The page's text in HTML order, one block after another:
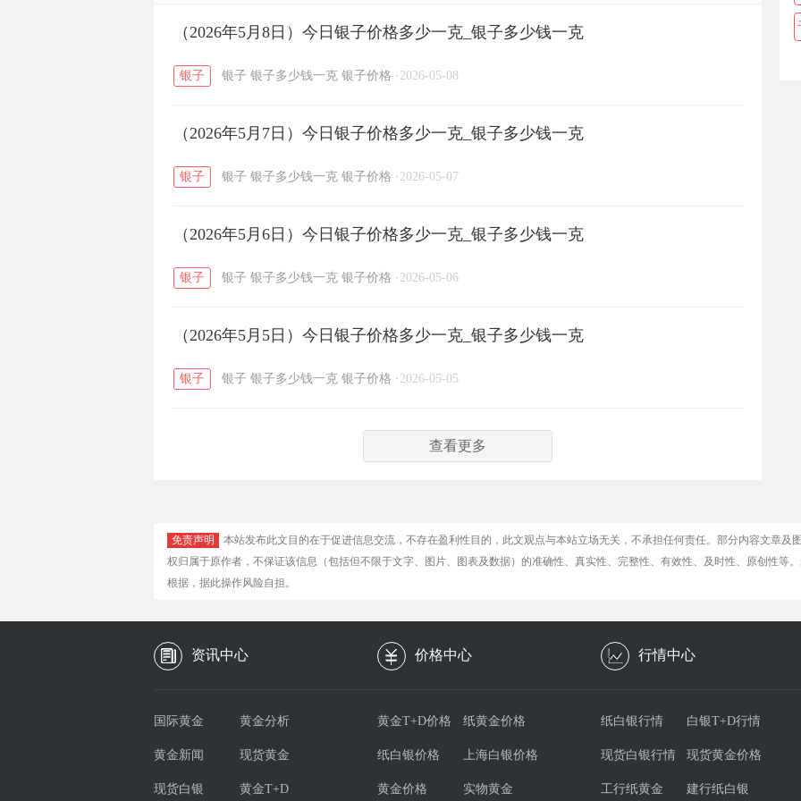
开国纪念币 大清银币 / 长城币 / 老凤祥
菜百 周生生 周大生
六福 / 金至尊 / 潮宏基 / 亚一金店 黄金
（2026年5月8日）今日银子价格多少一克_银子多少钱一克
银子 银子 银子多少钱一克 银子价格 · 2026-05-08
（2026年5月7日）今日银子价格多少一克_银子多少钱一克
银子 银子 银子多少钱一克 银子价格 · 2026-05-07
（2026年5月6日）今日银子价格多少一克_银子多少钱一克
银子 银子 银子多少钱一克 银子价格 · 2026-05-06
（2026年5月5日）今日银子价格多少一克_银子多少钱一克
银子 银子 银子多少钱一克 银子价格 · 2026-05-05
查看更多
免责声明
本站发布此文目的在于促进信息交流，不存在盈利性目的，此文观点与本站立场无关，不承担任何责任。部分内容文章及
权归属于原作者，不保证该信息（包括但不限于文字、图片、图表及数据）的准确性、真实性、完整性、有效性、及时性、原创性等
根据，据此操作风险自担。
资讯中心 价格中心 行情中心
国际黄金 黄金分析
黄金新闻 现货黄金
现货白银 黄金T+D
黄金T+D价格 纸黄金价格
纸白银价格 上海白银价格
黄金价格 实物黄金
纸白银行情 白银T+D行情
现货白银行情 现货黄金价格
工行纸黄金 建行纸白银